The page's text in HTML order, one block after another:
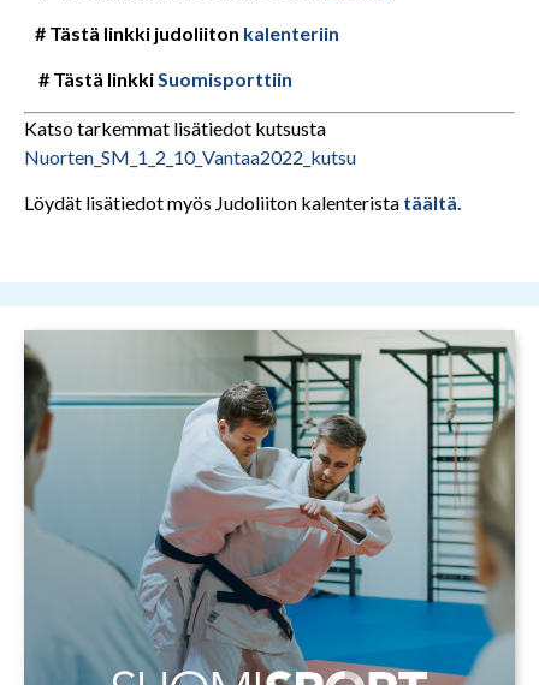
# Tästä linkki judoliiton kalenteriin
# Tästä linkkiSuomisporttiin
Katso tarkemmat lisätiedot kutsusta
Nuorten_SM_1_2_10_Vantaa2022_kutsu
Löydät lisätiedot myös Judoliiton kalenterista täältä.